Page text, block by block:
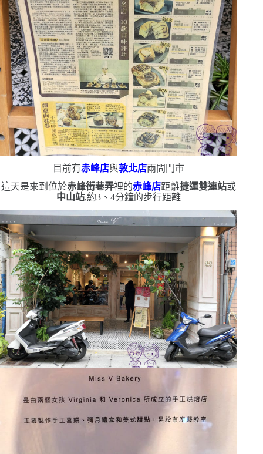
目前有赤峰店與敦北店兩間門市
這天是來到位於赤峰街巷弄裡的赤峰店距離捷運雙連站或
中山站,約3、 4分鐘的步行距離